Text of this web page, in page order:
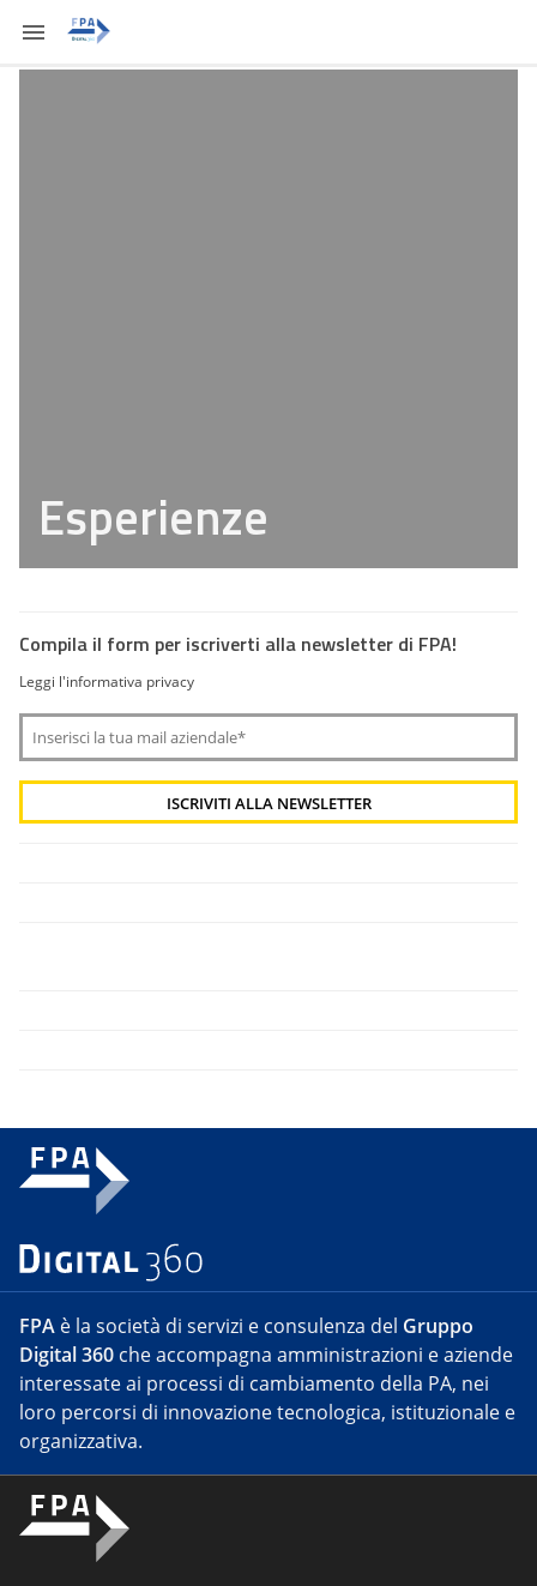
Esperienze
Compila il form per iscriverti alla newsletter di FPA!
Leggi l'informativa privacy
FPA è la società di servizi e consulenza del Gruppo
Digital 360 che accompagna amministrazioni e aziende
interessate ai processi di cambiamento della PA, nei
loro percorsi di innovazione tecnologica, istituzionale e
organizzativa.